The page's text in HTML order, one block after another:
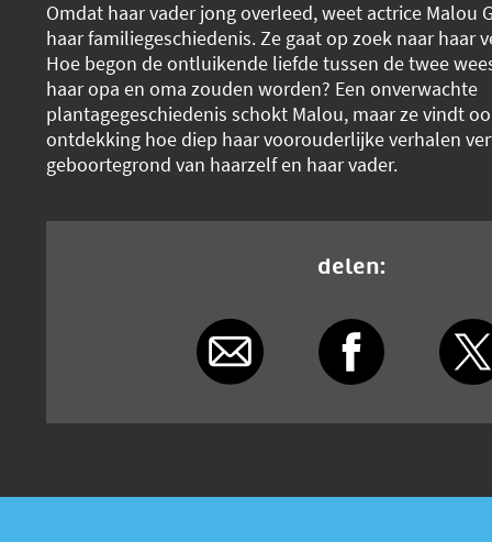
Omdat haar vader jong overleed, weet actrice Malou
haar familiegeschiedenis. Ze gaat op zoek naar haar
Hoe begon de ontluikende liefde tussen de twee
haar opa en oma zouden worden? Een onverwachte
plantagegeschiedenis schokt Malou, maar ze vindt
ontdekking hoe diep haar voorouderlijke verhalen
geboortegrond van haarzelf en haar vader.
delen: